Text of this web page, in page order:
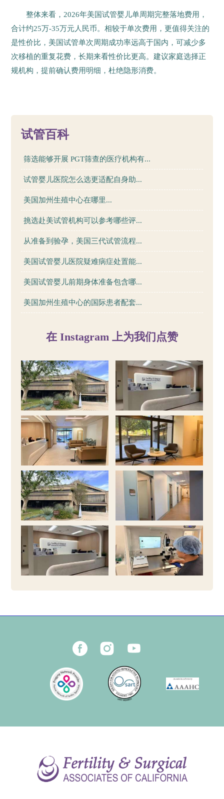
整体来看，2026年美国试管婴儿单周期完整落地费用，
合计约25万-35万元人民币。相较于单次费用，更值得关注的
是性价比，美国试管单次周期成功率远高于国内，可减少多
次移植的重复花费，长期来看性价比更高。建议家庭选择正
规机构，提前确认费用明细，杜绝隐形消费。
试管百科
筛选能够开展 PGT筛查的医疗机构有...
试管婴儿医院怎么选更适配自身助...
美国加州生殖中心在哪里...
挑选赴美试管机构可以参考哪些评...
从准备到验孕，美国三代试管流程...
美国试管婴儿医院疑难病症处置能...
美国试管婴儿前期身体准备包含哪...
美国加州生殖中心的国际患者配套...
在 Instagram 上为我们点赞